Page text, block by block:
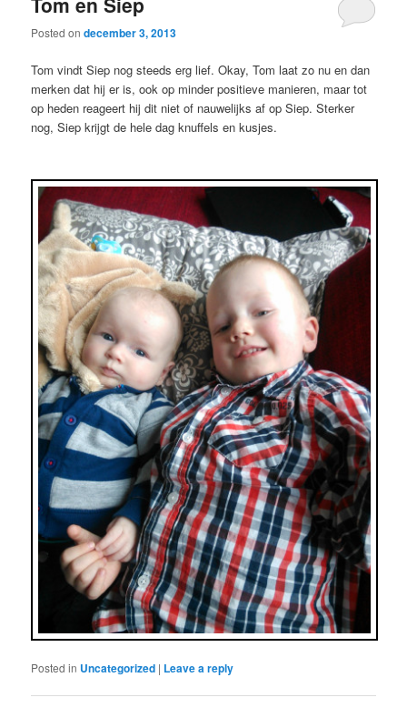
Posted ondecember 3, 2013
Tom vindt Siep nog steeds erg lief. Okay, Tom laat zo nu en dan
merken dat hij er is, ook op minder positieve manieren, maar tot
op heden reageert hij dit niet of nauwelijks af op Siep. Sterker
nog, Siep krijgt de hele dag knuffels en kusjes.
Posted in Uncategorized | Leave a reply